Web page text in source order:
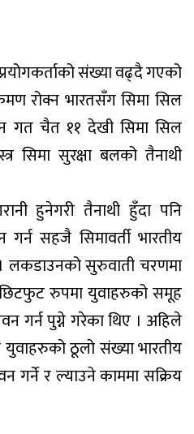
संख्या वढ्दै गएको
रोक्न भारतसँग सिमा सिल
गत चैत ११ देखी सिमा सिल
सिमा सुरक्षा बलको तैनाथी
हुनेगरी तैनाथी हुँदा पनि
सहजै सिमावर्ती भारतीय
लकडाउनको सुरुवाती चरणमा
रुपमा युवाहरुको समूह
गर्न पुग्ने गरेका थिए । अहिले
ठूलो संख्या भारतीय
र ल्याउने काममा सक्रिय